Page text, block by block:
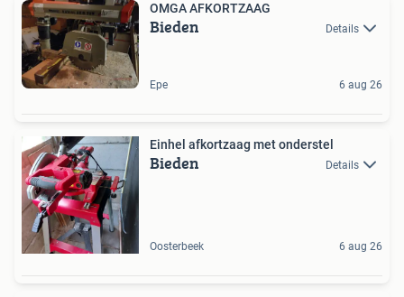
OMGA AFKORTZAAG
Bieden Details
Epe 6 aug 26
Einhel afkortzaag met onderstel
Bieden Details
Oosterbeek 6 aug 26